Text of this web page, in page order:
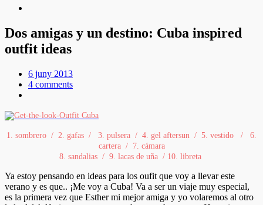
Dos amigas y un destino: Cuba inspired
outfit ideas
6 juny 2013
4 comments
1. sombrero / 2. gafas / 3. pulsera / 4. gel aftersun / 5. vestido / 6.
cartera / 7. cámara
8. sandalias / 9. lacas de uña / 10. libreta
Ya estoy pensando en ideas para los oufit que voy a llevar este
verano y es que.. ¡Me voy a Cuba! Va a ser un viaje muy especial,
es la primera vez que Esther mi mejor amiga y yo volaremos al otro